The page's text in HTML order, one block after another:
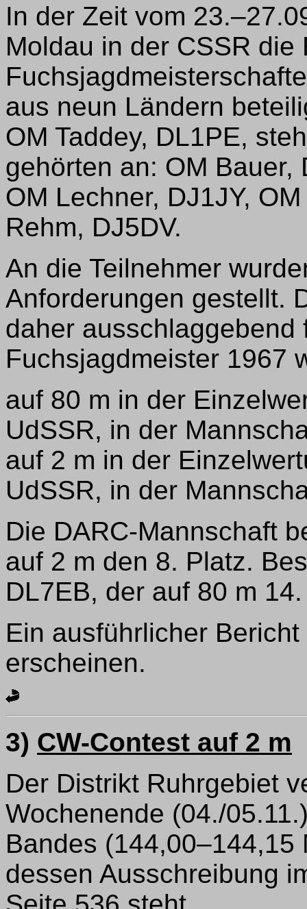
In der Zeit vom
Moldau in der CSSR die
aus neun Ländern
OM Taddey, DL1PE,
gehörten an: OM Bauer,
OM Lechner, DJ1JY,
Rehm, DJ5DV.
An die Teilnehmer
Anforderungen gestellt.
daher
Fuchsjagdmeister 1967
auf 80 m in der
UdSSR, in der
auf 2 m in der
UdSSR, in der
Die DARC-Mannschaft
auf 2 m den 8. Platz.
DL7EB, der auf 80 m
Ein ausführlicher
erscheinen.
3) CW-Contest auf 2 m
Der Distrikt Ruhrgebiet
Wochenende (04./
Bandes
dessen Ausschreibung